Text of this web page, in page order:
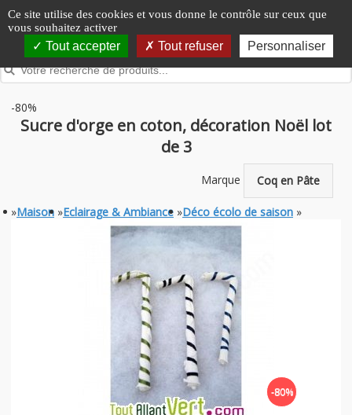
Panneau de gestion des cookies
Ce site utilise des cookies et vous donne le contrôle sur ceux que
vous souhaitez activer
Tout accepter Tout refuser Personnaliser
-80%
Sucre d'orge en coton, décoration Noël lot
de 3
Marque Coq en Pâte
»Maison »Eclairage & Ambiance »Déco écolo de saison »
-80%